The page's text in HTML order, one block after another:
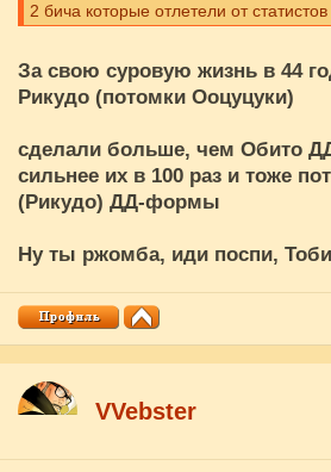
2 бича которые отлетели от статистов
За свою суровую жизнь в 44
Рикудо (потомки Ооцуцуки)
сделали больше, чем Обито
сильнее их в 100 раз и тоже
(Рикудо) ДД-формы
Ну ты ржомба, иди поспи,
VVebster